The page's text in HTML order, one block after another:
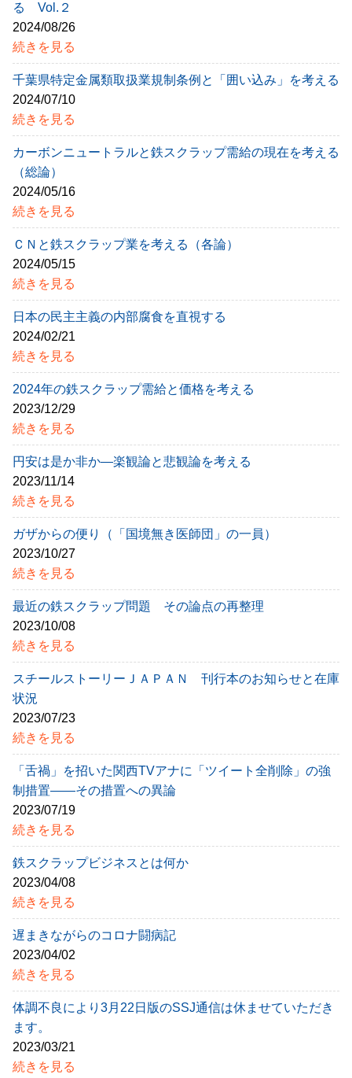
る Vol.２
2024/08/26
続きを見る
千葉県特定金属類取扱業規制条例と「囲い込み」を考える
2024/07/10
続きを見る
カーボンニュートラルと鉄スクラップ需給の現在を考える
（総論）
2024/05/16
続きを見る
ＣＮと鉄スクラップ業を考える（各論）
2024/05/15
続きを見る
日本の民主主義の内部腐食を直視する
2024/02/21
続きを見る
2024年の鉄スクラップ需給と価格を考える
2023/12/29
続きを見る
円安は是か非か―楽観論と悲観論を考える
2023/11/14
続きを見る
ガザからの便り（「国境無き医師団」の一員）
2023/10/27
続きを見る
最近の鉄スクラップ問題 その論点の再整理
2023/10/08
続きを見る
スチールストーリーＪＡＰＡＮ 刊行本のお知らせと在庫
状況
2023/07/23
続きを見る
「舌禍」を招いた関西TVアナに「ツイート全削除」の強
制措置――その措置への異論
2023/07/19
続きを見る
鉄スクラップビジネスとは何か
2023/04/08
続きを見る
遅まきながらのコロナ闘病記
2023/04/02
続きを見る
体調不良により3月22日版のSSJ通信は休ませていただき
ます。
2023/03/21
続きを見る